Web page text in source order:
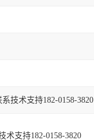
系技术支持182-0158-3820
支持182-0158-3820